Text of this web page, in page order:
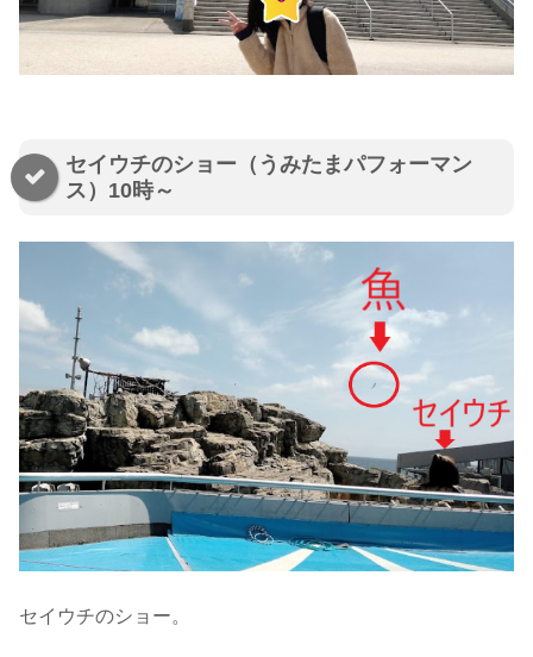
セイウチのショー（うみたまパフォーマン
ス）10時～
セイウチのショー。